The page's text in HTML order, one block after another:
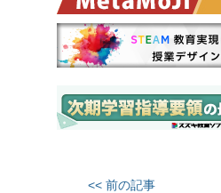
<< 前の記事